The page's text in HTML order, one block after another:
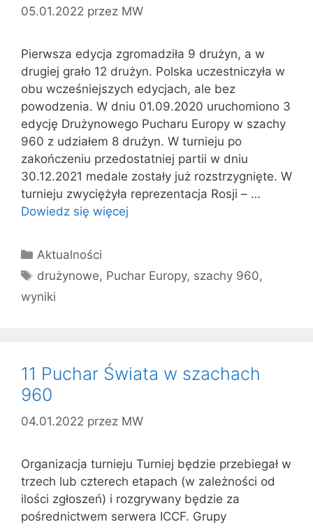
05.01.2022 przez MW
Pierwsza edycja zgromadziła 9 drużyn, a w
drugiej grało 12 drużyn. Polska uczestniczyła w
obu wcześniejszych edycjach, ale bez
powodzenia. W dniu 01.09.2020 uruchomiono 3
edycję Drużynowego Pucharu Europy w szachy
960 z udziałem 8 drużyn. W turnieju po
zakończeniu przedostatniej partii w dniu
30.12.2021 medale zostały już rozstrzygnięte. W
turnieju zwyciężyła reprezentacja Rosji – …
Dowiedz się więcej
Kategorie
Aktualności
Tagi
drużynowe, Puchar Europy, szachy 960,
wyniki
11 Puchar Świata w szachach
960
04.01.2022 przez MW
Organizacja turnieju Turniej będzie przebiegał w
trzech lub czterech etapach (w zależności od
ilości zgłoszeń) i rozgrywany będzie za
pośrednictwem serwera ICCF. Grupy